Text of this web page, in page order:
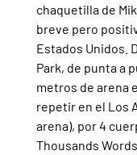
chaquetilla de
breve pero
Estados Unidos.
Park, de punta a
metros de arena
repetir en el Los
arena), por 4
Thousands